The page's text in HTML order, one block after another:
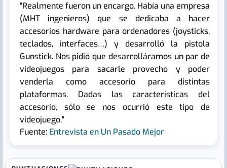
"Realmente fueron un encargo. Había una empresa
(MHT ingenieros) que se dedicaba a hacer
accesorios hardware para ordenadores (joysticks,
teclados, interfaces…) y desarrolló la pistola
Gunstick. Nos pidió que desarrolláramos un par de
videojuegos para sacarle provecho y poder
venderla como accesorio para distintas
plataformas. Dadas las características del
accesorio, sólo se nos ocurrió este tipo de
videojuego."
Fuente: Entrevista en Un Pasado Mejor